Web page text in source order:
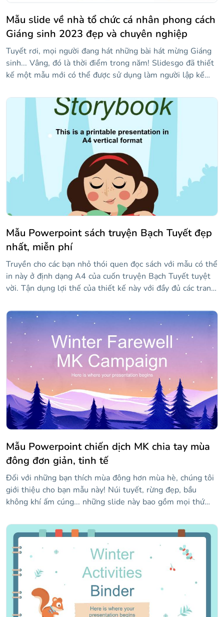
Mẫu slide về nhà tổ chức cá nhân phong cách
Giáng sinh 2023 đẹp và chuyên nghiệp
Tuyết rơi, mọi người đang hát những bài hát mừng Giáng
sinh... Vâng, đó là thời điểm trong năm! Slidesgo đã thiết
kế một mẫu mới có thể được sử dụng làm người lập kế
Giáng sinh! Vì vậy, với các hình minh họa theo chủ đề,
phông chữ thú vị cho các tiêu đề và hình nền tuyết, bạn có
thể vui chơi với các lịch, thời gian biểu và lịch trình này để
tất cả các cuộc hẹn, kỳ thi và ngày quan trọng của bạn cho
năm tới đều được kiểm soát!
Mẫu Powerpoint sách truyện Bạch Tuyết đẹp
nhất, miễn phí
Truyền cho các bạn nhỏ thói quen đọc sách với mẫu có thể
in này ở định dạng A4 của cuốn truyện Bạch Tuyết tuyệt
vời. Tận dụng lợi thế của thiết kế này với đầy đủ các trang
này, ngoài việc trình bày câu chuyện, bạn có thể dạy trẻ
em về các phần của câu chuyện và thực hiện các hoạt động
đọc hiểu. Sử dụng bài thuyết trình này và chắc chắn bạn
sẽ có một trải nghiệm kỳ diệu và thú vị.
Mẫu Powerpoint chiến dịch MK chia tay mùa
đông đơn giản, tinh tế
Đối với những bạn thích mùa đông hơn mùa hè, chúng tôi
giới thiệu cho bạn mẫu này! Núi tuyết, rừng đẹp, bầu
không khí ấm cúng... những slide này bao gồm mọi thứ
Chuẩn bị một chiến dịch tiếp thị tương tác với những
người yêu thích mùa đông nhiều như bạn với các tài
nguyên mà chúng tôi đã đưa vào.